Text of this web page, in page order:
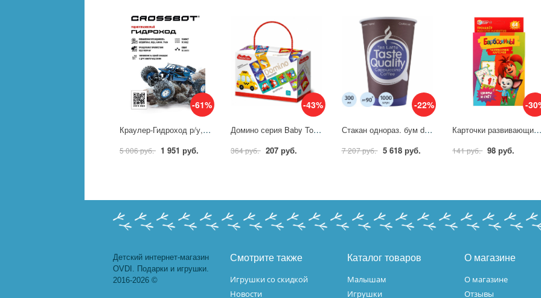
-61%
Краулер-Гидроход р/у, аккум, 4WD, металл, син. Crossbot 870644
5 006 руб. 1 951 руб.
-43%
Домино серия Baby Toys Транспорт, 28 карточек Десятое Королевство 04048ДК
364 руб. 207 руб.
-22%
Стакан однораз. бум d80мм HB80-360 TasteQuality 300мл 1000шт/кор Formacia 2178606
7 207 руб. 5 618 руб.
-
Карточки развивающие Цифры и счёт. Барбоскины, 32 карточки Умные игры 4680107941985
141 руб. 98 руб.
Детский интернет-магазин
OVDI. Подарки и игрушки.
2016-2026 ©
Смотрите также
Игрушки со скидкой
Новости
Каталог товаров
Малышам
Игрушки
О магазине
О магазине
Отзывы